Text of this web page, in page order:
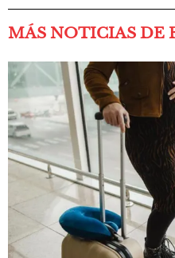
MÁS NOTICIAS DE